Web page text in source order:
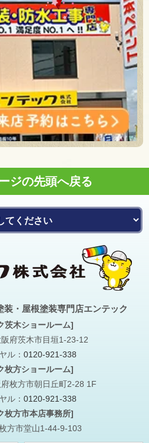
ジの先頭へ戻る
・屋根塗装専門店エンテック
茨木ショールーム]
府茨木市目垣1-23-12
ル： 0120-921-338
枚方ショールーム]
枚方市朝日丘町2-28 1F
ル： 0120-921-338
枚方市本店事務所]
方市堂山1-44-9-103